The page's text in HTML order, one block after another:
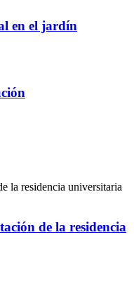
en el jardín
de la residencia